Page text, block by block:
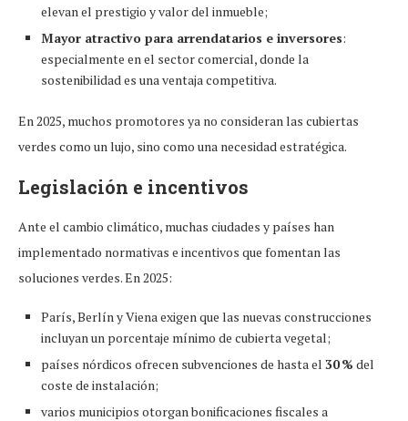
elevan el prestigio y valor del inmueble;
Mayor atractivo para arrendatarios e inversores:
especialmente en el sector comercial, donde la
sostenibilidad es una ventaja competitiva.
En 2025, muchos promotores ya no consideran las cubiertas
verdes como un lujo, sino como una necesidad estratégica.
Legislación e incentivos
Ante el cambio climático, muchas ciudades y países han
implementado normativas e incentivos que fomentan las
soluciones verdes. En 2025:
París, Berlín y Viena exigen que las nuevas construcciones
incluyan un porcentaje mínimo de cubierta vegetal;
países nórdicos ofrecen subvenciones de hasta el 30 % del
coste de instalación;
varios municipios otorgan bonificaciones fiscales a